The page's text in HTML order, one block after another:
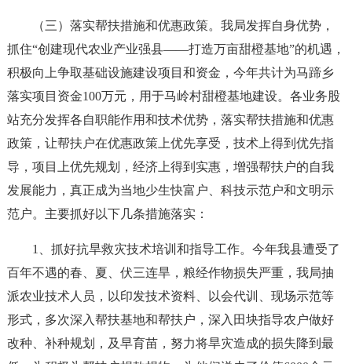
（三）落实帮扶措施和优惠政策。我局发挥自身优势，
抓住“创建现代农业产业强县——打造万亩甜橙基地”的机遇，
积极向上争取基础设施建设项目和资金，今年共计为马蹄乡
落实项目资金100万元，用于马岭村甜橙基地建设。各业务股
站充分发挥各自职能作用和技术优势，落实帮扶措施和优惠
政策，让帮扶户在优惠政策上优先享受，技术上得到优先指
导，项目上优先规划，经济上得到实惠，增强帮扶户的自我
发展能力，真正成为当地少生快富户、科技示范户和文明示
范户。主要抓好以下几条措施落实：
1、抓好抗旱救灾技术培训和指导工作。今年我县遭受了
百年不遇的春、夏、伏三连旱，粮经作物损失严重，我局抽
派农业技术人员，以印发技术资料、以会代训、现场示范等
形式，多次深入帮扶基地和帮扶户，深入田块指导农户做好
改种、补种规划，及早育苗，努力将旱灾造成的损失降到最